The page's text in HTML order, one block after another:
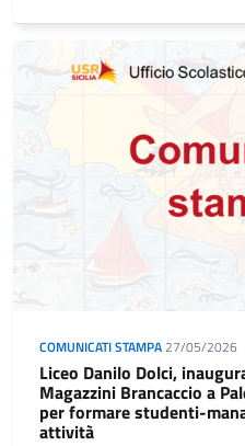
COMUNICATI STAMPA 27/05/2026
Liceo Danilo Dolci,
Magazzini Brancaccio a
per formare studenti-
attività